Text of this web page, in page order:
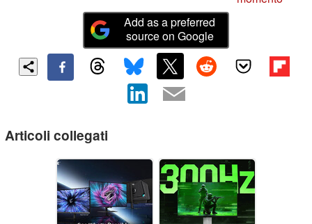
Add as a preferred
source on Google
Articoli collegati